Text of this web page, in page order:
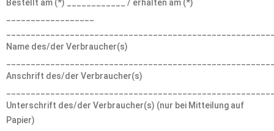
Bestellt am (*) ____________ / erhalten am (*)
Name des/der Verbraucher(s)
Anschrift des/der Verbraucher(s)
Unterschrift des/der Verbraucher(s) (nur bei Mitteilung auf
Papier)